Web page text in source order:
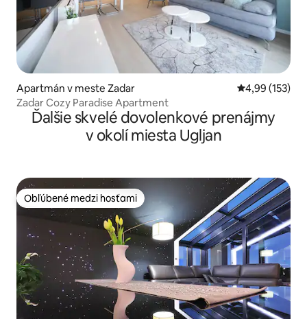
Apartmán v meste Zadar Priemerné
4,99 (153)
Zadar Cozy Paradise Apartment
Ďalšie skvelé dovolenkové prenájmy
v okolí miesta Ugljan
Obľúbené medzi hosťami
Obľúbené medzi hosťami